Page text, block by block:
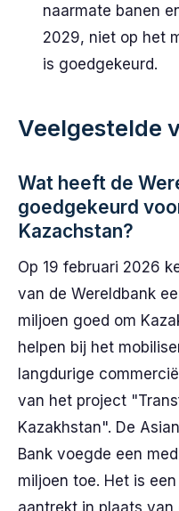
naarmate banen
2029, niet op het
is goedgekeurd.
Veelgestelde
Wat heeft de
goedgekeurd
Kazachstan?
Op 19 februari 2026
van de Wereldbank
miljoen goed om
helpen bij het
langdurige
van het project
Kazakhstan". De
Bank voegde een
miljoen toe. Het is
aantrekt in plaats